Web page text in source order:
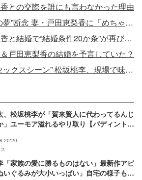
との交際を誰にも言わなかった理由
松坂桃李、“幼少期の夢”断念 妻・戸田恵梨香に「めちゃめちゃ怒られますから」
松坂桃李、戸田恵梨香と結婚で“結婚条件20か条”が再び話題
戸田恵梨香の結婚を予言していた？
“本編の半分以上がセックスシーン” 松坂桃李、現場で味わった極限状態
、松坂桃李が「賀来賢人に代わってるんじ
」ユーモア溢れるやり取り【パディントン
20:20
「家族の愛に勝るものはない」最新作アピ
いぐるみが大小いっぱい」自宅の様子も告